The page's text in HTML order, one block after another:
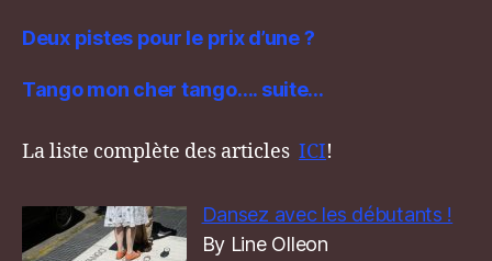
Deux pistes pour le prix d’une ?
Tango mon cher tango…. suite…
La liste complète des articles ICI!
Dansez avec les débutants !
By Line Olleon